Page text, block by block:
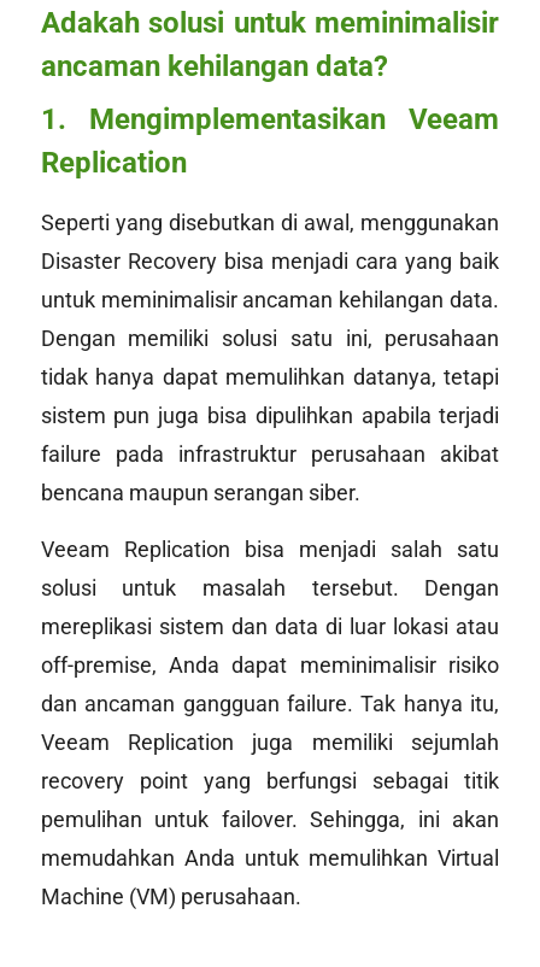
Adakah solusi untuk meminimalisir
ancaman kehilangan data?
1. Mengimplementasikan Veeam
Replication
Seperti yang disebutkan di awal, menggunakan
Disaster Recovery bisa menjadi cara yang baik
untuk meminimalisir ancaman kehilangan data.
Dengan memiliki solusi satu ini, perusahaan
tidak hanya dapat memulihkan datanya, tetapi
sistem pun juga bisa dipulihkan apabila terjadi
failure pada infrastruktur perusahaan akibat
bencana maupun serangan siber.
Veeam Replication bisa menjadi salah satu
solusi untuk masalah tersebut. Dengan
mereplikasi sistem dan data di luar lokasi atau
off-premise, Anda dapat meminimalisir risiko
dan ancaman gangguan failure.Tak hanya itu,
Veeam Replication juga memiliki sejumlah
recovery pointyang berfungsi sebagai titik
pemulihan untuk failover. Sehingga, ini akan
memudahkan Anda untuk memulihkan Virtual
Machine (VM) perusahaan.